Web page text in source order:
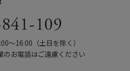
109
〜16:00（土日を除く）
お電話はご遠慮ください